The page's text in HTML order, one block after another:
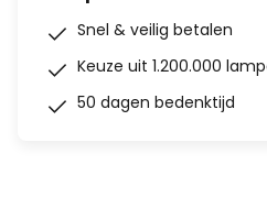
Snel & veilig betalen
Keuze uit 1.200.000
50 dagen bedenktijd